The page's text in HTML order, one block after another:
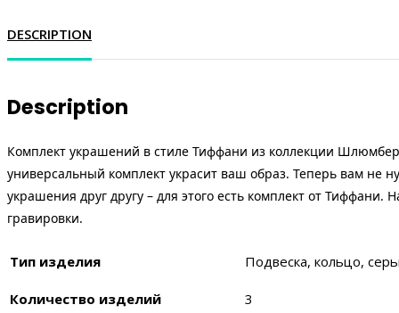
DESCRIPTION
Description
Комплект украшений в стиле Тиффани из коллекции
универсальный комплект украсит ваш образ. Теперь вам не
украшения друг другу – для этого есть комплект от Тиффани.
гравировки.
Тип изделия Подвеска, кольцо,
Количество изделий 3